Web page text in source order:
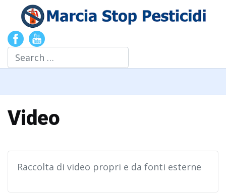
Search
Video
Raccolta di video propri e da fonti esterne